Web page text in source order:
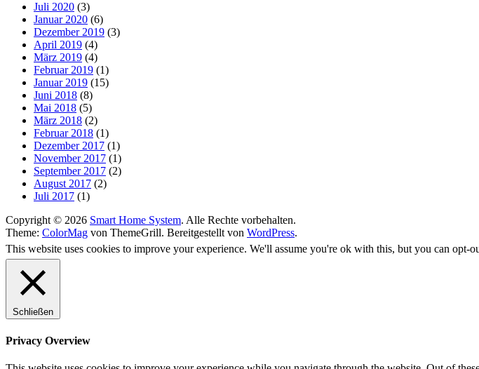
Juli 2020 (3)
Januar 2020 (6)
Dezember 2019 (3)
April 2019 (4)
März 2019 (4)
Februar 2019 (1)
Januar 2019 (15)
Juni 2018 (8)
Mai 2018 (5)
März 2018 (2)
Februar 2018 (1)
Dezember 2017 (1)
November 2017 (1)
September 2017 (2)
August 2017 (2)
Juli 2017 (1)
Copyright © 2026 Smart Home System. Alle Rechte vorbehalten.
Theme: ColorMag von ThemeGrill. Bereitgestellt von WordPress.
This website uses cookies to improve your experience. We'll assume you're ok with this, but you can opt-
Schließen
Privacy Overview